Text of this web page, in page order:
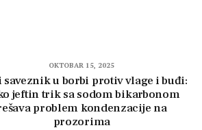
OKTOBAR 15, 2025
saveznik u borbi protiv vlage i buđi:
jeftin trik sa sodom bikarbonom
problem kondenzacije na
prozorima